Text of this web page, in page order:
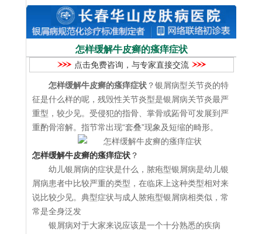
怎样缓解牛皮癣的瘙痒症状
点击免费咨询，与专家直接交流
怎样缓解牛皮癣的瘙痒症状 ？银屑病型关节炎的特
征是什么样的呢，残毁性关节炎型是银屑病关节炎最严
重型，较少见。受侵犯的指骨、掌骨或跖骨可发展到严
重酌骨溶解。指节常出现“套叠”现象及短缩的畸形。
怎样缓解牛皮癣的瘙痒症状 ？
幼儿银屑病的症状是什么，脓疱型银屑病是幼儿银
屑病患者中比较严重的类型，在临床上这种类型相对来
说比较少见。典型症状与成人脓疱型银屑病相类似，常
常是全身泛发
银屑病对于大家来说应该是一个十分熟悉的疾病